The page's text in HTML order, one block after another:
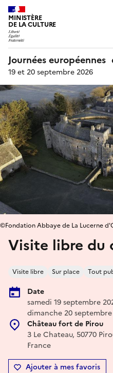
MINISTÈRE
DE LA CULTURE
Journées
19 et 20 septembre 2026
Visite libre du
Visite libre Sur place Tout
Date
samedi 19 septembre
dimanche 20 septembre
Château fort de Pirou
3 Le Chateau, 50770
France
Ajouter à mes favoris
©Fondation Abbaye de La Lucerne